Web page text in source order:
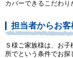
カバーできるこだわり
担当者からお客
Ｓ様ご家族様は、お
所でという条件でお探